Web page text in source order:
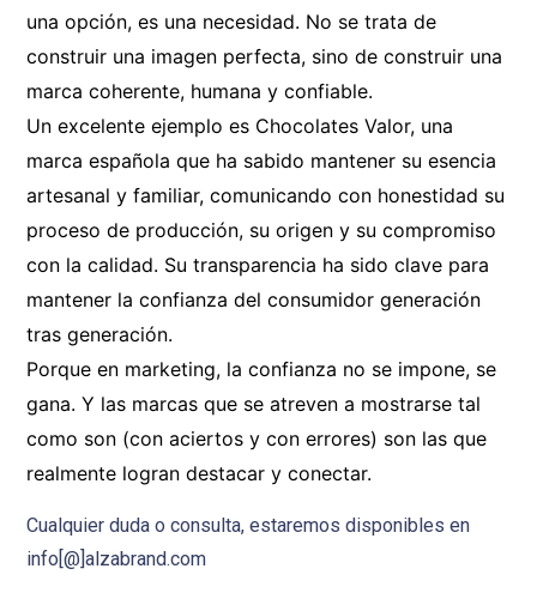
una opción, es una necesidad. No se trata de
construir una imagen perfecta, sino de construir una
marca coherente, humana y confiable.
Un excelente ejemplo es Chocolates Valor, una
marca española que ha sabido mantener su esencia
artesanal y familiar, comunicando con honestidad su
proceso de producción, su origen y su compromiso
con la calidad. Su transparencia ha sido clave para
mantener la confianza del consumidor generación
tras generación.
Porque en marketing, la confianza no se impone, se
gana. Y las marcas que se atreven a mostrarse tal
como son (con aciertos y con errores) son las que
realmente logran destacar y conectar.
Cualquier duda o consulta, estaremos disponibles en
info[@]alzabrand.com